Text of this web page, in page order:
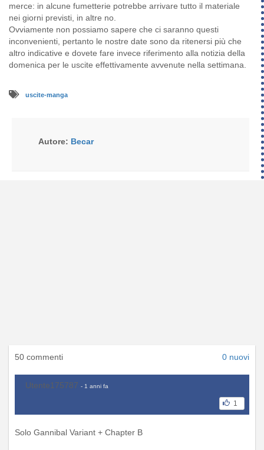
merce: in alcune fumetterie potrebbe arrivare tutto il materiale
nei giorni previsti, in altre no.
Ovviamente non possiamo sapere che ci saranno questi
inconvenienti, pertanto le nostre date sono da ritenersi più che
altro indicative e dovete fare invece riferimento alla notizia della
domenica per le uscite effettivamente avvenute nella settimana.
uscite-manga
Autore: Becar
50 commenti 0 nuovi
Utente175787 - 1 anni fa
1
Solo Gannibal Variant + Chapter B